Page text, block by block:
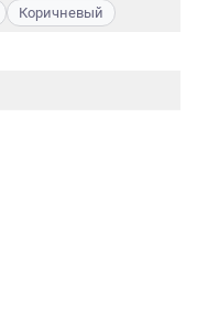
Коричневый